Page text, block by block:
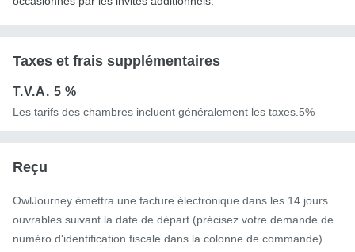
Taxes et frais supplémentaires
T.V.A. 5 %
Les tarifs des chambres incluent généralement les taxes.5%
Reçu
OwlJourney émettra une facture électronique dans les 14 jours
ouvrables suivant la date de départ (précisez votre demande de
numéro d'identification fiscale dans la colonne de commande).